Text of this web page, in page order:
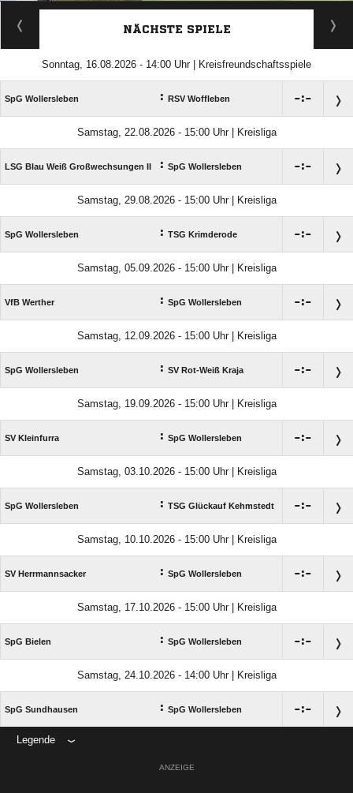
ANZEIGE
NÄCHSTE SPIELE
Sonntag, 16.08.2026 - 14:00 Uhr | Kreisfreundschaftsspiele
SpG Wollersleben : RSV Woffleben :
Samstag, 22.08.2026 - 15:00 Uhr | Kreisliga
LSG Blau Weiß Großwechsungen II : SpG Wollersleben :
Samstag, 29.08.2026 - 15:00 Uhr | Kreisliga
SpG Wollersleben : TSG Krimderode :
Samstag, 05.09.2026 - 15:00 Uhr | Kreisliga
VfB Werther : SpG Wollersleben :
Samstag, 12.09.2026 - 15:00 Uhr | Kreisliga
SpG Wollersleben : SV Rot-Weiß Kraja :
Samstag, 19.09.2026 - 15:00 Uhr | Kreisliga
SV Kleinfurra : SpG Wollersleben :
Samstag, 03.10.2026 - 15:00 Uhr | Kreisliga
SpG Wollersleben : TSG Glückauf Kehmstedt :
Samstag, 10.10.2026 - 15:00 Uhr | Kreisliga
SV Herrmannsacker : SpG Wollersleben :
Samstag, 17.10.2026 - 15:00 Uhr | Kreisliga
SpG Bielen : SpG Wollersleben :
Samstag, 24.10.2026 - 14:00 Uhr | Kreisliga
SpG Sundhausen : SpG Wollersleben :
Legende
ANZEIGE